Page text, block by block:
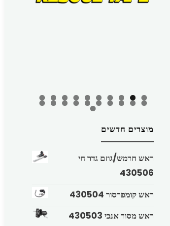
מוצרים חדשים
ראש חרמש/גוזם גדר חי
430506
ראש קומפרסור 430504
ראש מסור אנכי 430503